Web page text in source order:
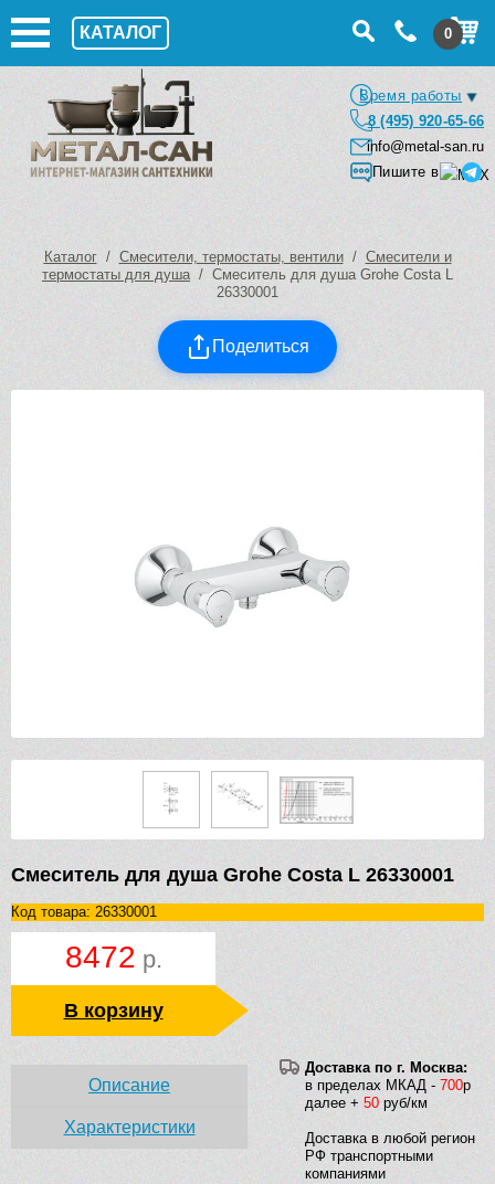
КАТАЛОГ 0
Время работы
8 (495) 920-65-66
info@metal-san.ru
Пишите в
Каталог/ Смесители, термостаты, вентили/ Смесители и
термостаты для душа/ Смеситель для душа Grohe Costa L
26330001
Поделиться
Смеситель для душа Grohe Costa L 26330001
Код товара: 26330001
8472 р.
В корзину
Доставка по г. Москва:
в пределах МКАД - 700р
далее + 50 руб/км
Доставка в любой регион
РФ транспортными
компаниями
Описание
Характеристики